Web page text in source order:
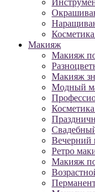
Макияж
Макияж
Макияж
Модный
Вечерний
Ретро
Макияж по